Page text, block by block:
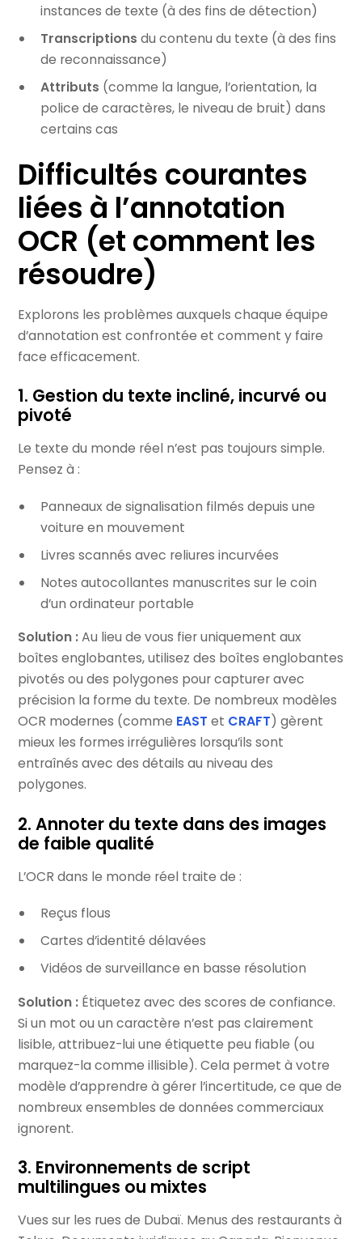
instances de texte (à des fins de détection)
Transcriptions du contenu du texte (à des fins
de reconnaissance)
Attributs (comme la langue, l’orientation, la
police de caractères, le niveau de bruit) dans
certains cas
Difficultés courantes
liées à l’annotation
OCR (et comment les
résoudre)
Explorons les problèmes auxquels chaque équipe
d’annotation est confrontée et comment y faire
face efficacement.
1. Gestion du texte incliné, incurvé ou
pivoté
Le texte du monde réel n’est pas toujours simple.
Pensez à :
Panneaux de signalisation filmés depuis une
voiture en mouvement
Livres scannés avec reliures incurvées
Notes autocollantes manuscrites sur le coin
d’un ordinateur portable
Solution :Au lieu de vous fier uniquement aux
boîtes englobantes, utilisez des boîtes englobantes
pivotés ou des polygones pour capturer avec
précision la forme du texte. De nombreux modèles
OCR modernes (comme EAST et CRAFT) gèrent
mieux les formes irrégulières lorsqu’ils sont
entraînés avec des détails au niveau des
polygones.
2. Annoter du texte dans des images
de faible qualité
L’OCR dans le monde réel traite de :
Reçus flous
Cartes d’identité délavées
Vidéos de surveillance en basse résolution
Solution : Étiquetez avec des scores de confiance.
Si un mot ou un caractère n’est pas clairement
lisible, attribuez-lui une étiquette peu fiable (ou
marquez-la comme illisible). Cela permet à votre
modèle d’apprendre à gérer l’incertitude, ce que de
nombreux ensembles de données commerciaux
ignorent.
3. Environnements de script
multilingues ou mixtes
Vues sur les rues de Dubaï. Menus des restaurants à